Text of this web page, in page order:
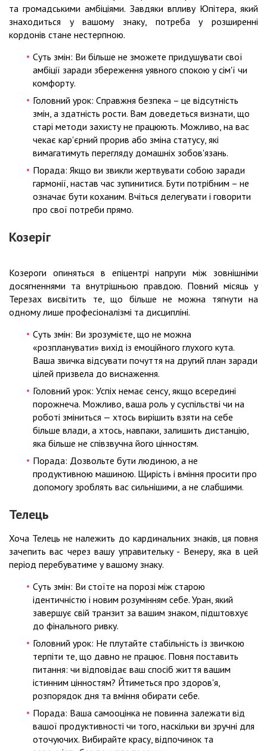
та громадськими амбіціями. Завдяки впливу Юпітера, який
знаходиться у вашому знаку, потреба у розширенні
кордонів стане нестерпною.
Суть змін: Ви більше не зможете придушувати свої
амбіції заради збереження уявного спокою у сім'ї чи
комфорту.
Головний урок: Справжня безпека – це відсутність
змін, а здатність рости. Вам доведеться визнати, що
старі методи захисту не працюють. Можливо, на вас
чекає кар'єрний прорив або зміна статусу, які
вимагатимуть перегляду домашніх зобов'язань.
Порада: Якщо ви звикли жертвувати собою заради
гармонії, настав час зупинитися. Бути потрібним – не
означає бути коханим. Вчіться делегувати і говорити
про свої потреби прямо.
Козеріг
Козероги опиняться в епіцентрі напруги між зовнішніми
досягненнями та внутрішньою правдою. Повний місяць у
Терезах висвітить те, що більше не можна тягнути на
одному лише професіоналізмі та дисципліні.
Суть змін: Ви зрозумієте, що не можна
«розпланувати» вихід із емоційного глухого кута.
Ваша звичка відсувати почуття на другий план заради
цілей призвела до виснаження.
Головний урок: Успіх немає сенсу, якщо всередині
порожнеча. Можливо, ваша роль у суспільстві чи на
роботі зміниться — хтось вирішить взяти на себе
більше влади, а хтось, навпаки, залишить дистанцію,
яка більше не співзвучна його цінностям.
Порада: Дозвольте бути людиною, а не
продуктивною машиною. Щирість і вміння просити про
допомогу зроблять вас сильнішими, а не слабшими.
Телець
Хоча Телець не належить до кардинальних знаків, ця повня
зачепить вас через вашу управительку - Венеру, яка в цей
період перебуватиме у вашому знаку.
Суть змін: Ви стоїте на порозі між старою
ідентичністю і новим розумінням себе. Уран, який
завершує свій транзит за вашим знаком, підштовхує
до фінального ривку.
Головний урок: Не плутайте стабільність із звичкою
терпіти те, що давно не працює. Повня поставить
питання: чи відповідає ваш спосіб життя вашим
істинним цінностям? Йтиметься про здоров'я,
розпорядок дня та вміння обирати себе.
Порада: Ваша самооцінка не повинна залежати від
вашої продуктивності чи того, наскільки ви зручні для
оточуючих. Вибирайте красу, відпочинок та